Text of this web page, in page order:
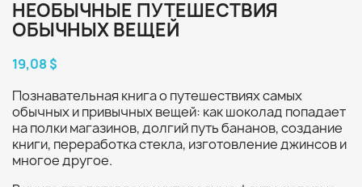
НЕОБЫЧНЫЕ ПУТЕШЕСТВИЯ
ОБЫЧНЫХ ВЕЩЕЙ
19,08 $
Познавательная книга о путешествиях самых
обычных и привычных вещей: как шоколад попадает
на полки магазинов, долгий путь бананов, создание
книги, переработка стекла, изготовление джинсов и
многое другое.